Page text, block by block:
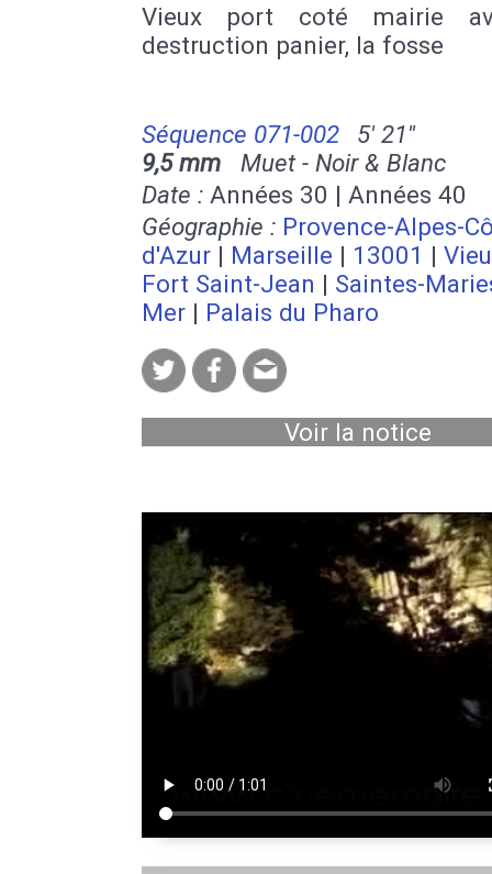
Vieux port coté mairie
destruction panier, la fosse
Séquence 071-002
5' 21''
9,5 mm Muet - Noir & Blanc
Date : Années 30 | Années 40
Géographie : Provence-Alpes-
d'Azur | Marseille | 13001 |
Fort Saint-Jean | Saintes-
Mer | Palais du Pharo
Voir la notice